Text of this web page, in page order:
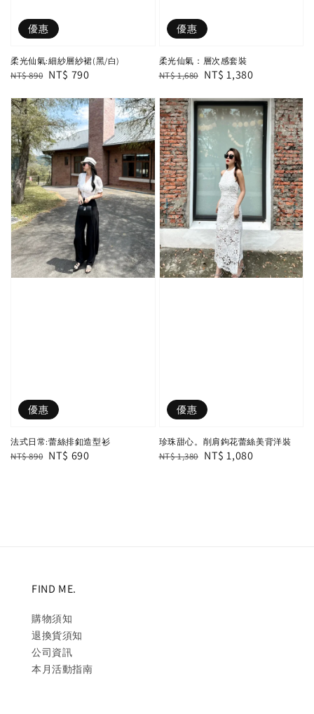
優惠
柔光仙氣:細紗層紗裙(黑/白)
Regular
NT$ 890 Sale
NT$ 790
優惠
柔光仙氣：層次感套裝
Regular
NT$ 1,680 Sale
NT$ 1,380
優惠
法式日常:蕾絲排釦造型衫
Regular
NT$ 890 Sale
NT$ 690
優惠
珍珠甜心。削肩鉤花蕾絲美背洋裝
Regular
NT$ 1,380 Sale
NT$ 1,080
FIND ME.
購物須知
退換貨須知
公司資訊
本月活動指南